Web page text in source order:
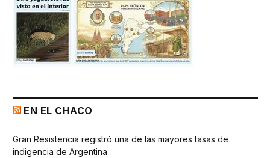
EN EL CHACO
Gran Resistencia registró una de las mayores tasas de
indigencia de Argentina